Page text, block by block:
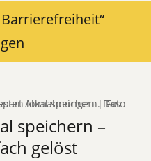
speichern –
gelöst